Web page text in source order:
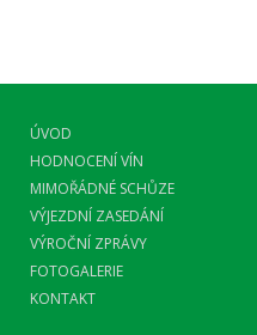
ÚVOD
HODNOCENÍ VÍN
MIMOŘÁDNÉ SCHŮZE
VÝJEZDNÍ ZASEDÁNÍ
VÝROČNÍ ZPRÁVY
FOTOGALERIE
KONTAKT